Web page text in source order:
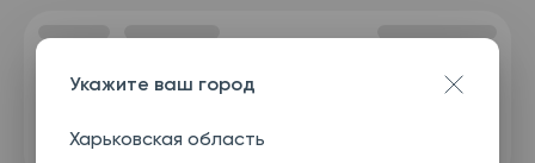
Укажите ваш город
Харьковская область